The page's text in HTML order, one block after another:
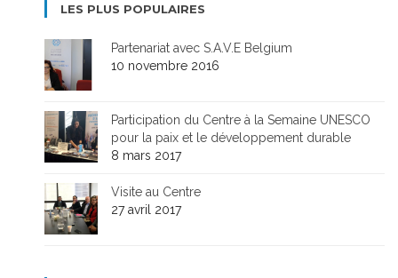
LES PLUS POPULAIRES
Partenariat avec S.A.V.E Belgium
10 novembre 2016
Participation du Centre à la Semaine UNESCO
pour la paix et le développement durable
8 mars 2017
Visite au Centre
27 avril 2017